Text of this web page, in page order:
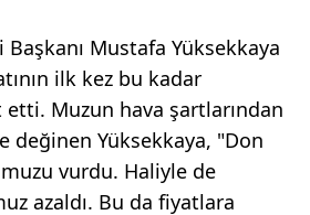
Mustafa Yüksekkaya
ilk kez bu kadar
Muzun hava şartlarından
değinen Yüksekkaya, "Don
vurdu. Haliyle de
azaldı. Bu da fiyatlara